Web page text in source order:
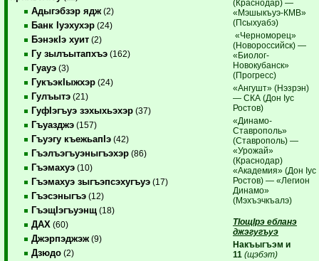
Адыгэбзэр ядж (2)
Банк Iуэхухэр (24)
БэнэкIэ хуит (2)
Гу зылъытапхъэ (162)
Гуауэ (3)
ГукъэкIыжхэр (24)
Гулъытэ (21)
ГуфIэгъуэ зэхыхьэхэр (37)
Гъуазджэ (157)
Гъуэгу къежьапIэ (42)
Гъэлъэгъуэныгъэхэр (86)
Гъэмахуэ (10)
Гъэмахуэ зыгъэпсэхугъуэ (17)
Гъэсэныгъэ (12)
ГъэщIэгъуэнщ (18)
ДАХ (60)
Джэрпэджэж (9)
Дзюдо (2)
(Краснодар) —
«Мэшыкъуэ-КМВ»
(Псыхуабэ)
«Черноморец»
(Новороссийск) —
«Биолог-
Новокубанск»
(Прогресс)
«Ангушт» (Нэзрэн)
— СКА (Дон Iус
Ростов)
«Динамо-
Ставрополь»
(Ставрополь) —
«Урожай»
(Краснодар)
«Академия» (Дон Iус
Ростов) — «Легион
Динамо»
(Мэхъэчкъалэ)
ТIощIрэ ебланэ
джэгугъуэ
Накъыгъэм и
11(щэбэт)